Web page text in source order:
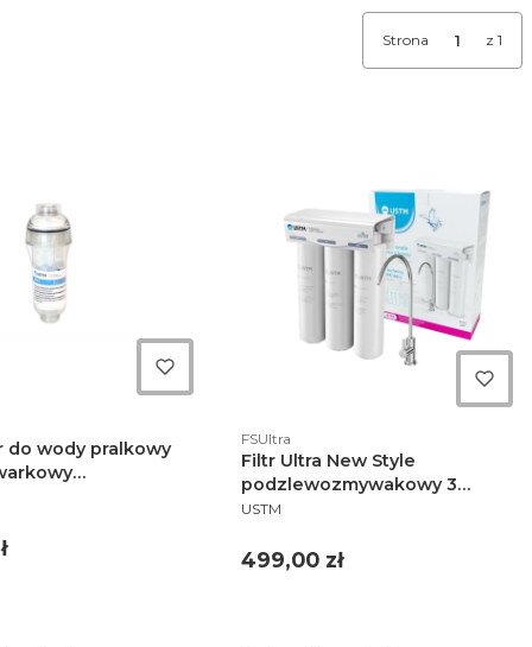
Strona z 1
do wody pralkowy
3/4 - WFST1
Kod produktu
FSUltra
Filtr Ultra New Style
podzlewozmywakowy 3
stopniowy USTM chrom -
PRODUCENT
USTM
Cena
499,00 zł